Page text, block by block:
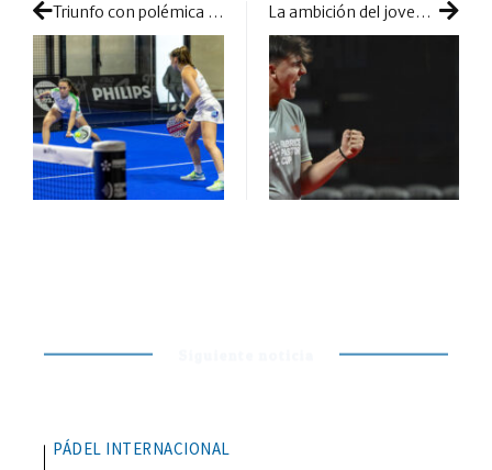
Triunfo con polémica para Ustero y Alonso La ambición del joven Goñi tiene premio en forma de Master
PÁDEL INTERNACIONAL